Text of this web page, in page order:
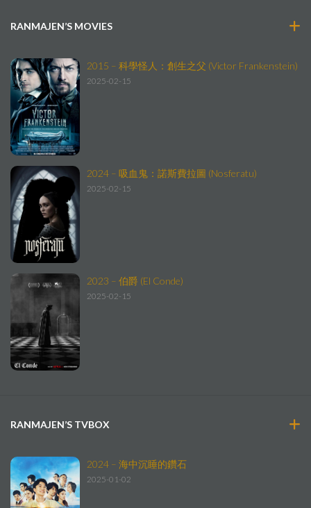
RANMAJEN’S MOVIES
2015 – 科學怪人：創生之父 (Victor Frankenstein)
2025-02-15
2024 – 吸血鬼：諾斯費拉圖 (Nosferatu)
2025-02-15
2023 – 伯爵 (El Conde)
2025-02-15
RANMAJEN’S TVBOX
2024 – 海中沉睡的鑽石
2025-01-02